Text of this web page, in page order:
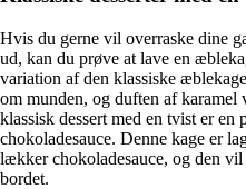
Hvis du gerne vil overraske dine
ud, kan du prøve at lave en
variation af den klassiske
om munden, og duften af
klassisk dessert med en tvist er en
chokoladesauce. Denne kage er
lækker chokoladesauce, og den
bordet.